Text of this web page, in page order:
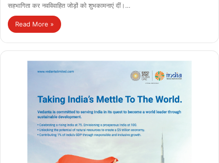
सहभागिता कर नवविवाहित जोड़ों को शुभकामनाएं दीं।…
Read More »